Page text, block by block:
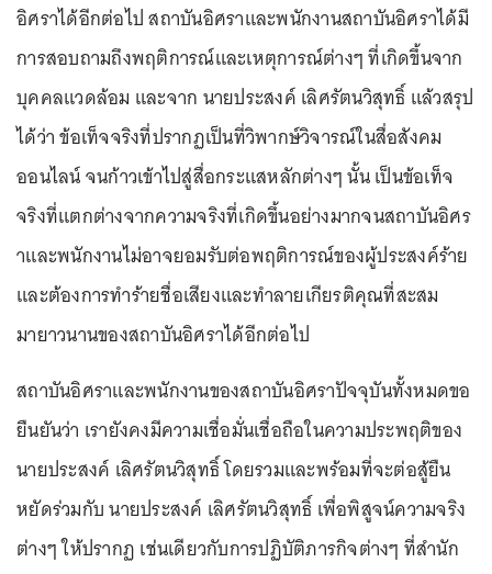
อิศราได้อีกต่อไป สถาบันอิศราและพนักงานสถาบันอิศราได้มี
การสอบถามถึงพฤติการณ์และเหตุการณ์ต่างๆ ที่เกิดขึ้นจาก
บุคคลแวดล้อม และจาก นายประสงค์ เลิศรัตนวิสุทธิ์ แล้วสรุป
ได้ว่า ข้อเท็จจริงที่ปรากฏเป็นที่วิพากษ์วิจารณ์ในสื่อสังคม
ออนไลน์ จนก้าวเข้าไปสู่สื่อกระแสหลักต่างๆ นั้น เป็นข้อเท็จ
จริงที่แตกต่างจากความจริงที่เกิดขึ้นอย่างมากจนสถาบันอิศร
าและพนักงานไม่อาจยอมรับต่อพฤติการณ์ของผู้ประสงค์ร้าย
และต้องการทำร้ายชื่อเสียงและทำลายเกียรติคุณที่สะสม
มายาวนานของสถาบันอิศราได้อีกต่อไป
สถาบันอิศราและพนักงานของสถาบันอิศราปัจจุบันทั้งหมดขอ
ยืนยันว่า เรายังคงมีความเชื่อมั่นเชื่อถือในความประพฤติของ
นายประสงค์ เลิศรัตนวิสุทธิ์ โดยรวมและพร้อมที่จะต่อสู้ยืน
หยัดร่วมกับ นายประสงค์ เลิศรัตนวิสุทธิ์ เพื่อพิสูจน์ความจริง
ต่างๆ ให้ปรากฏ เช่นเดียวกับการปฏิบัติภารกิจต่างๆ ที่สำนัก